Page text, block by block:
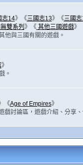
志14》《三國志13》《三國
雙系列 》《其他三國遊戲》
他與三國有關的遊戲。
》
。
《Age of Empires》
戲討論區，遊戲介紹、分享